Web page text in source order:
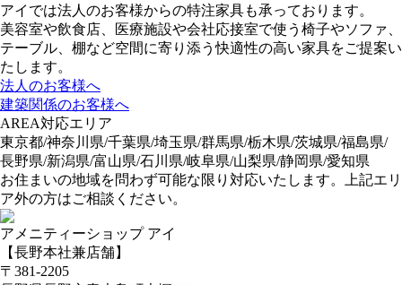
アイでは法人のお客様からの特注家具も承っております。
美容室や飲食店、医療施設や会社応接室で使う椅子やソファ、
テーブル、棚など空間に寄り添う快適性の高い家具をご提案い
たします。
法人のお客様へ
建築関係のお客様へ
AREA対応エリア
東京都/神奈川県/千葉県/埼玉県/群馬県/栃木県/茨城県/福島県/
長野県/新潟県/富山県/石川県/岐阜県/山梨県/静岡県/愛知県
お住まいの地域を問わず可能な限り対応いたします。上記エリ
ア外の方はご相談ください。
アメニティーショップ アイ
【長野本社兼店舗】
〒381-2205